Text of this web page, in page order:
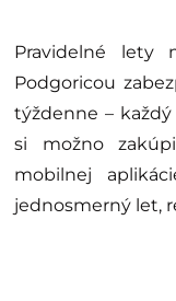
Pravidelné lety
Podgoricou
týždenne –
si možno
mobilnej
jednosmerný let,